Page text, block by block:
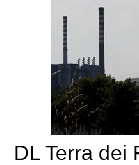
DL Terra dei